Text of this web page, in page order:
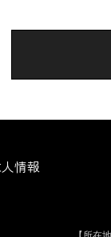
情報